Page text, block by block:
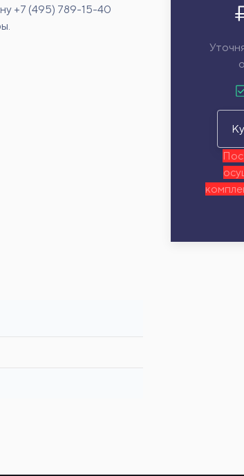
+7 (495) 789-15-40